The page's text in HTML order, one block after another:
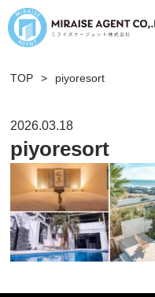
TOP > piyoresort
2026.03.18
piyoresort